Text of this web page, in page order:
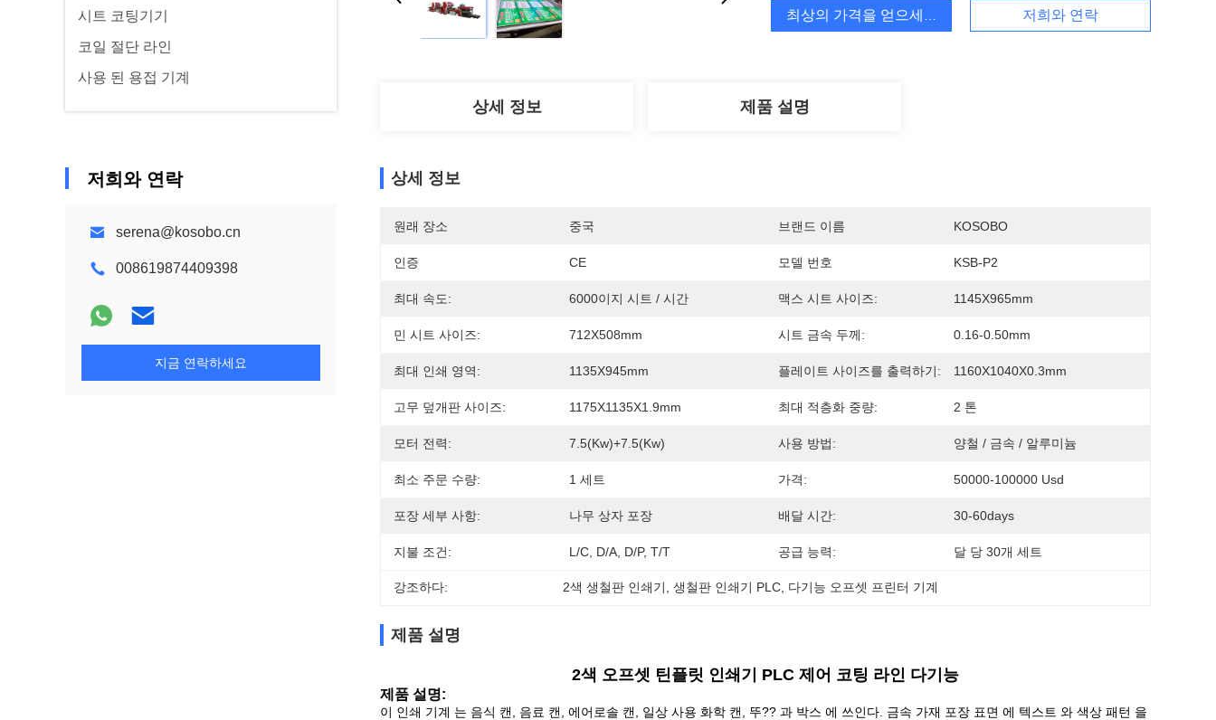
시트 코팅기기
코일 절단 라인
사용 된 용접 기계
저희와 연락
serena@kosobo.cn
008619874409398
지금 연락하세요
최상의 가격을 얻으세요 저희와 연락
상세 정보 제품 설명
상세 정보
원래 장소 중국 브랜드 이름 KOSOBO
인증 CE 모델 번호 KSB-P2
최대 속도: 6000이지 시트 / 시간 맥스 시트 사이즈: 1145X965mm
민 시트 사이즈: 712X508mm 시트 금속 두께: 0.16-0.50mm
최대 인쇄 영역: 1135X945mm 플레이트 사이즈를 출력하기: 1160X1040X0.3mm
고무 덮개판 사이즈: 1175X1135X1.9mm 최대 적층화 중량: 2 톤
모터 전력: 7.5(kw)+7.5(kw) 사용 방법: 양철 / 금속 / 알루미늄
최소 주문 수량: 1 세트 가격: 50000-100000 Usd
포장 세부 사항: 나무 상자 포장 배달 시간: 30-60days
지불 조건: L/C, D/A, D/P, T/T 공급 능력: 달 당 30개 세트
강조하다: 2색 생철판 인쇄기, 생철판 인쇄기 PLC, 다기능 오프셋 프린터 기계
제품 설명
2색 오프셋 틴플릿 인쇄기 PLC 제어 코팅 라인 다기능
제품 설명:
이 인쇄 기계 는 음식 캔, 음료 캔, 에어로솔 캔, 일상 사용 화학 캔, 뚜?? 과 박스 에 쓰인다. 금속 가재 포장 표면 에 텍스트 와 색상 패턴 을